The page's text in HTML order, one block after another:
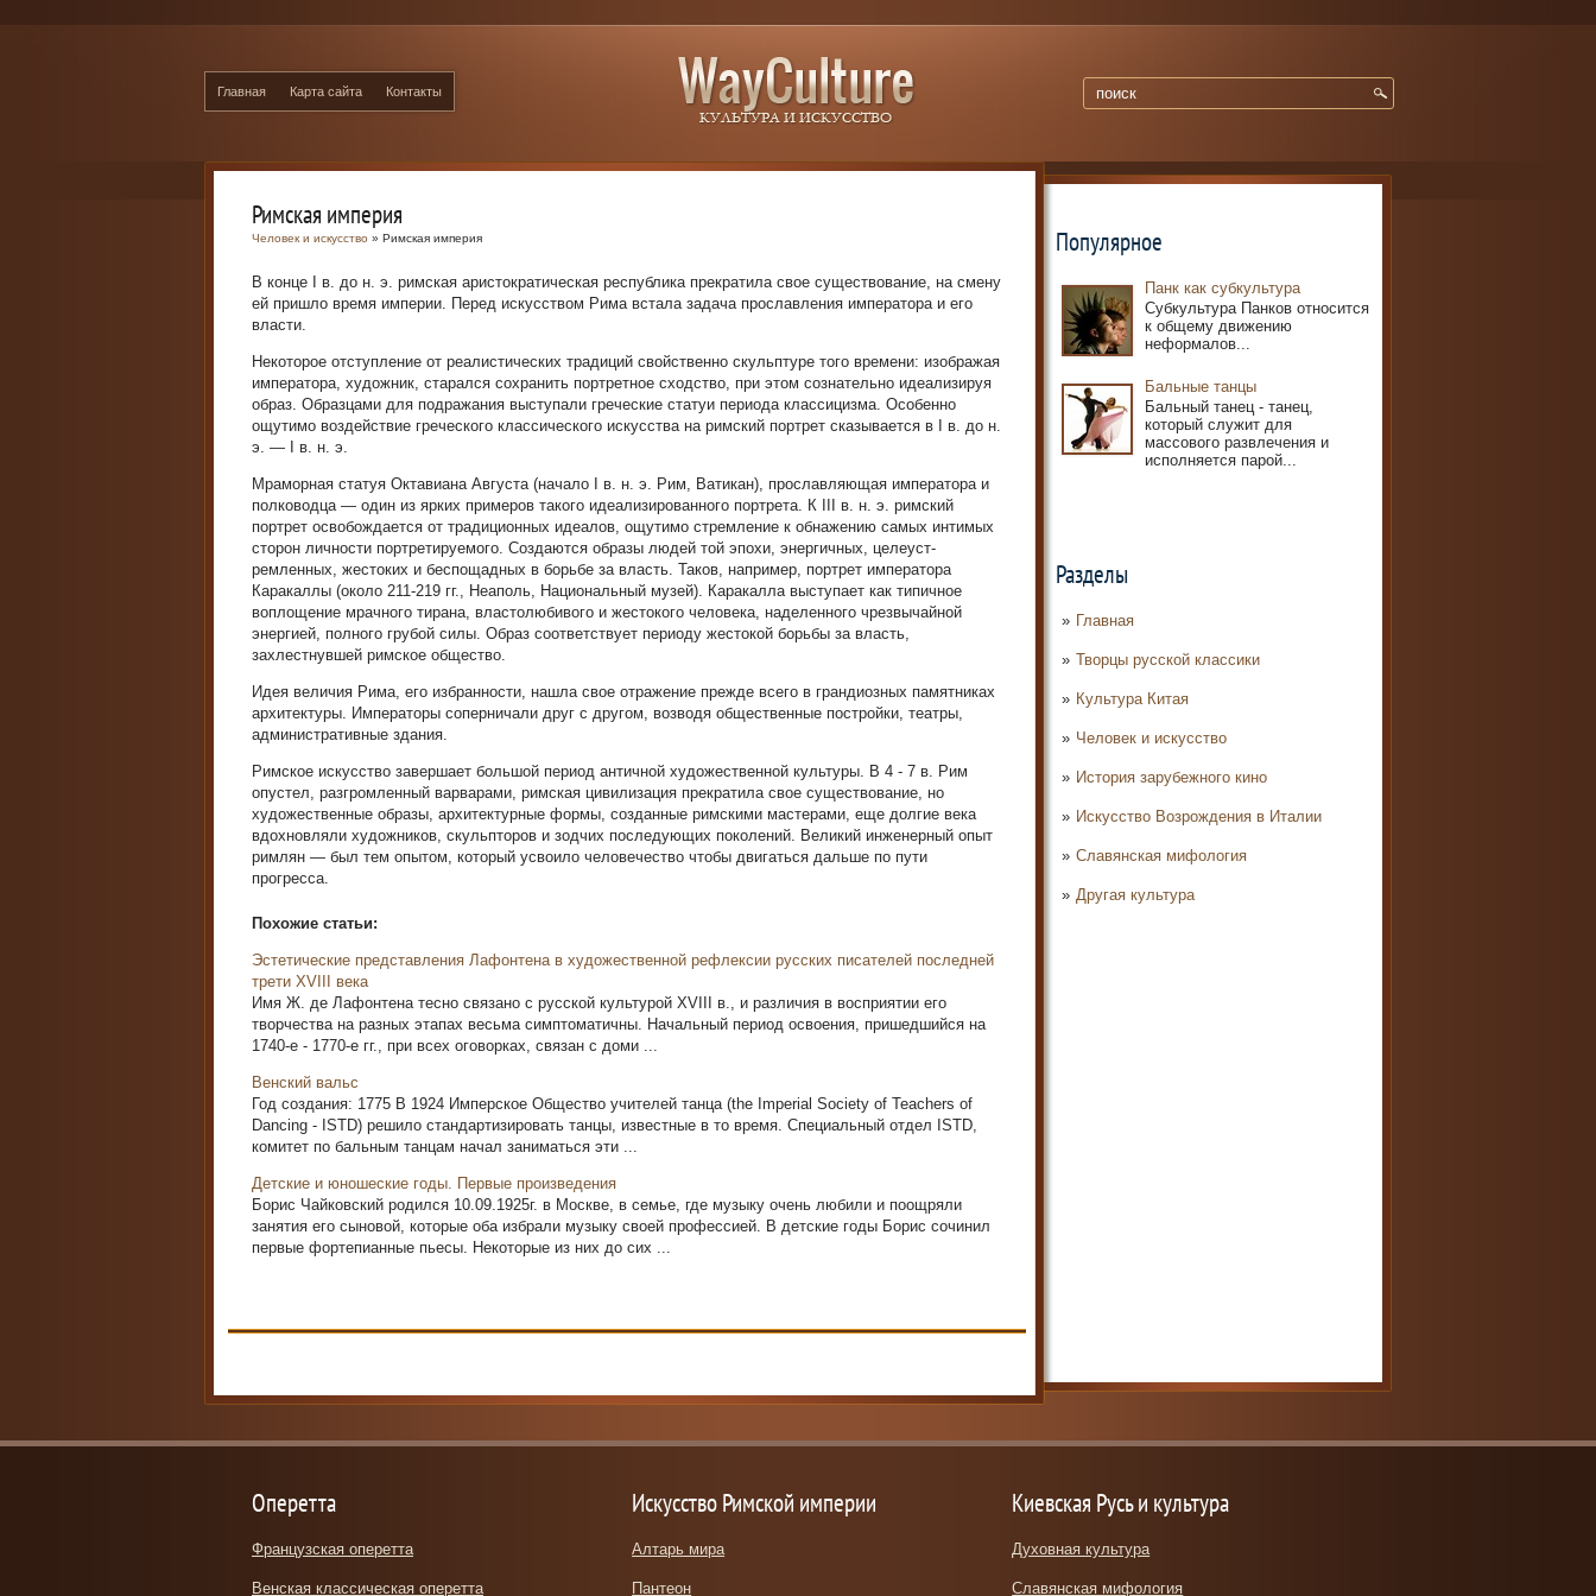
Главная Карта сайта Контакты
Популярное
Панк как субкультура
Субкультура Панков относится
к общему движению
неформалов...
Бальные танцы
Бальный танец - танец,
который служит для
массового развлечения и
исполняется парой...
Разделы
Главная
Творцы русской классики
Культура Китая
Человек и искусство
История зарубежного кино
Искусство Возрождения в Италии
Славянская мифология
Другая культура
Римская империя
Человек и искусство » Римская империя
В конце I в. до н. э. римская аристократическая рес­публика прекратила свое существование, на смену
ей пришло время империи. Перед искусством Рима встала задача прославления императора и его
власти.
Некоторое отступление от реалистических традиций свойственно скульптуре того времени: изобра­жая
императора, художник, старался сохранить портрет­ное сходство, при этом сознательно идеализируя
образ. Образцами для подражания выступали греческие статуи периода классицизма. Особенно
ощутимо воздействие гре­ческого классического искусства на римский портрет ска­зывается в I в. до н.
э. — I в. н. э.
Мраморная статуя Октавиана Августа (начало I в. н. э. Рим, Ватикан), прославляющая императора и
полководца — один из ярких примеров такого идеализированного портрета. К III в. н. э. римский
портрет освобождается от традиционных идеалов, ощутимо стремление к обнаже­нию самых интимых
сторон личности портретируемого. Создаются образы людей той эпохи, энергичных, целеуст­
ремленных, жестоких и беспощадных в борьбе за власть. Таков, например, портрет императора
Каракаллы (около 211-219 гг., Неаполь, Национальный музей). Каракалла выступает как типичное
воплощение мрачного тирана, властолюбивого и жестокого человека, наделенного чрез­вычайной
энергией, полного грубой силы. Образ соответ­ствует периоду жестокой борьбы за власть,
захлестнувшей римское общество.
Идея величия Рима, его избранности, на­шла свое отражение прежде всего в грандиозных памятни­ках
архитектуры. Императоры соперничали друг с другом, возводя общественные постройки, театры,
администра­тивные здания.
Римское искусство завершает большой период антич­ной художественной культуры. В 4 - 7 в. Рим
опустел, раз­громленный варварами, римская цивилизация прекратила свое существование, но
художественные образы, архитек­турные формы, созданные римскими мастерами, еще дол­гие века
вдохновляли художников, скульпторов и зодчих последующих поколений. Великий инженерный опыт
ри­млян — был тем опытом, который усвоило человечество чтобы двигаться дальше по пути
прогресса.
Похожие статьи:
Эстетические представления Лафонтена в художественной рефлексии русских писателей последней
трети XVIII века
Имя Ж. де Лафонтена тесно связано с русской культурой ХVIII в., и различия в восприятии его
творчества на разных этапах весьма симптоматичны. Начальный период освоения, пришедшийся на
1740-е - 1770-е гг., при всех оговорках, связан с доми ...
Венский вальс
Год создания: 1775 В 1924 Имперское Общество учителей танца (the Imperial Society of Teachers of
Dancing - ISTD) решило стандартизировать танцы, известные в то время. Специальный отдел ISTD,
комитет по бальным танцам начал заниматься эти ...
Детские и юношеские годы. Первые произведения
Борис Чайковский родился 10.09.1925г. в Москве, в семье, где музыку очень любили и поощряли
занятия его сыновой, которые оба избрали музыку своей профессией. В детские годы Борис сочинил
первые фортепианные пьесы. Некоторые из них до сих ...
Оперетта
Французская оперетта
Венская классическая оперетта
Искусство Римской империи
Алтарь мира
Пантеон
Киевская Русь и культура
Духовная культура
Славянская мифология